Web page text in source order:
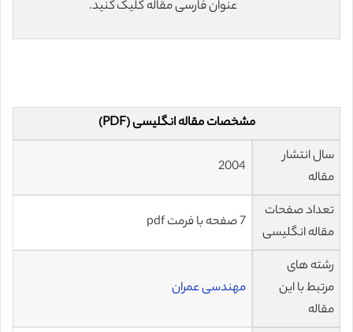
عنوان فارسی مقاله کلیک کنید.
مشخصات مقاله انگلیسی (PDF)
سال انتشار
مقاله
2004
تعداد صفحات
مقاله انگلیسی
7 صفحه با فرمت pdf
رشته های
مرتبط با این
مقاله
مهندسی عمران